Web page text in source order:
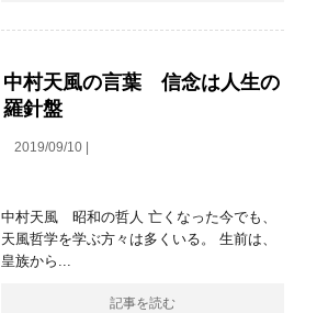
中村天風の言葉 信念は人生の
羅針盤
2019/09/10 |
中村天風 昭和の哲人 亡くなった今でも、
天風哲学を学ぶ方々は多くいる。 生前は、
皇族から...
記事を読む